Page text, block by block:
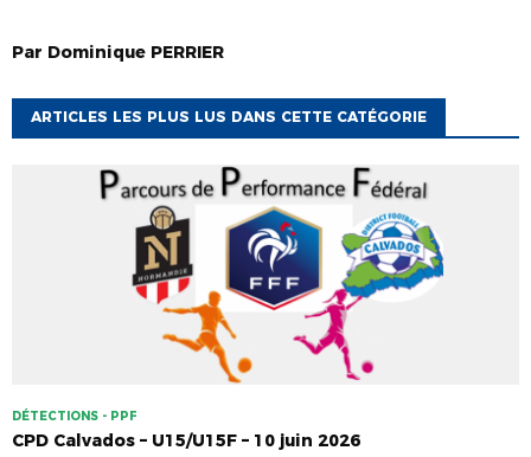
Par Dominique PERRIER
ARTICLES LES PLUS LUS DANS CETTE CATÉGORIE
DÉTECTIONS - PPF
CPD Calvados – U15/U15F – 10 juin 2026